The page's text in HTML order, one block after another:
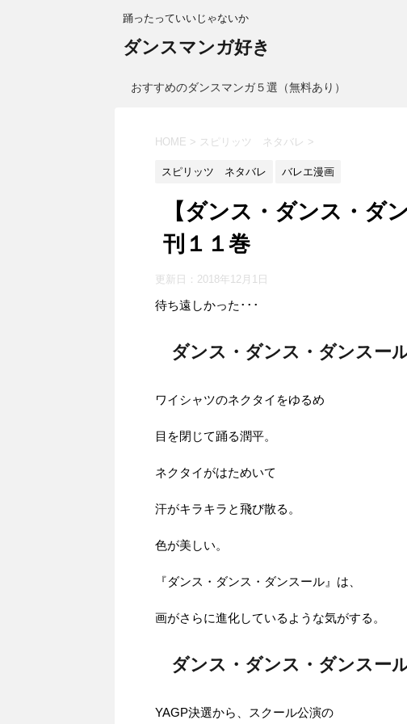
踊ったっていいじゃないか
ダンスマンガ好き
おすすめのダンスマンガ５選（無料あり）
HOME > スピリッツ ネタバレ >
スピリッツ ネタバレ バレエ漫画
【ダンス・ダンス・
刊１１巻
更新日： 2018年12月1日
待ち遠しかった･･･
ダンス・ダンス・ダンスー
ワイシャツのネクタイをゆるめ
目を閉じて踊る潤平。
ネクタイがはためいて
汗がキラキラと飛び散る。
色が美しい。
『ダンス・ダンス・ダンスール』は、
画がさらに進化しているような気がする。
ダンス・ダンス・ダンスー
YAGP決選から、スクール公演の